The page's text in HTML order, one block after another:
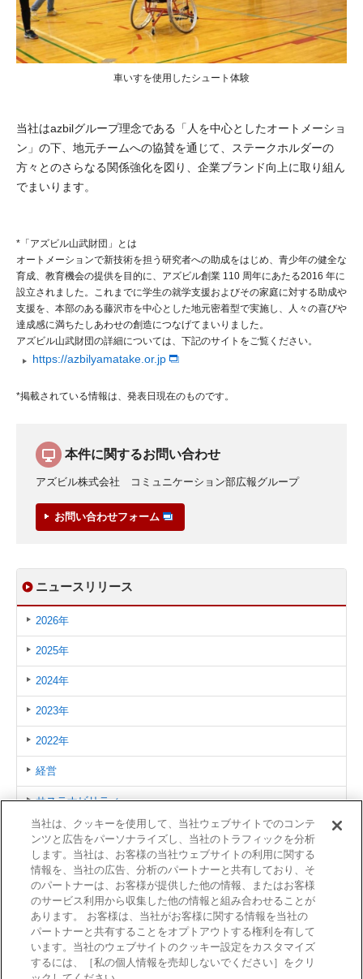
車いすを使用したシュート体験
当社はazbilグループ理念である「人を中心としたオートメーショ
ン」の下、地元チームへの協賛を通じて、ステークホルダーの
方々とのさらなる関係強化を図り、企業ブランド向上に取り組ん
でまいります。
*「アズビル山武財団」とは
オートメーションで新技術を担う研究者への助成をはじめ、青少年の健全な
育成、教育機会の提供を目的に、アズビル創業 110 周年にあたる2016 年に
設立されました。これまでに学生の就学支援およびその家庭に対する助成や
支援を、本部のある藤沢市を中心とした地元密着型で実施し、人々の喜びや
達成感に満ちたしあわせの創造につなげてまいりました。
アズビル山武財団の詳細については、下記のサイトをご覧ください。
https://azbilyamatake.or.jp
*掲載されている情報は、発表日現在のものです。
本件に関するお問い合わせ
アズビル株式会社 コミュニケーション部広報グループ
お問い合わせフォーム
ニュースリリース
2026年
2025年
2024年
2023年
2022年
経営
サステナビリティ
人事・機構改革
海外
製品/サービス
イベント/その他
当社は、クッキーを使用して、当社ウェブサイトでのコンテ
ンツと広告をパーソナライズし、当社のトラフィックを分析
します。当社は、お客様の当社ウェブサイトの利用に関する
情報を、当社の広告、分析のパートナーと共有しており、そ
のパートナーは、お客様が提供した他の情報、またはお客様
のサービス利用から収集した他の情報と組み合わせることが
あります。 お客様は、当社がお客様に関する情報を当社の
パートナーと共有することをオプトアウトする権利を有して
います。当社のウェブサイトのクッキー設定をカスタマイズ
するには、［私の個人情報を売却しないでください］をクリ